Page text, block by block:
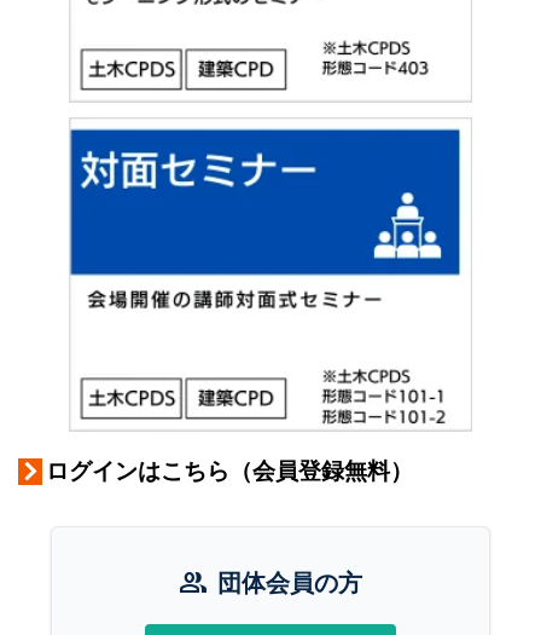
ログインはこちら（会員登録無料）
group 団体会員の方